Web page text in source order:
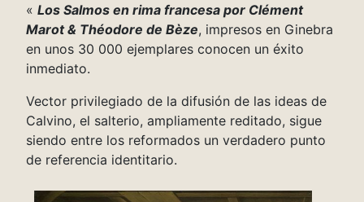
« Los Salmos en rima francesa por Clément
Marot & Théodore de Bèze, impresos en Ginebra
en unos 30 000 ejemplares conocen un éxito
inmediato.
Vector privilegiado de la difusión de las ideas de
Calvino, el salterio, ampliamente reditado, sigue
siendo entre los reformados un verdadero punto
de referencia identitario.